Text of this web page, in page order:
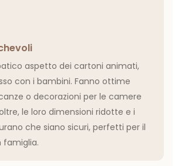
aspetto dei cartoni animati,
con i bambini. Fanno ottime
o decorazioni per le camere
le loro dimensioni ridotte e i
che siano sicuri, perfetti per il
famiglia.